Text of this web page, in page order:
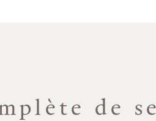
de